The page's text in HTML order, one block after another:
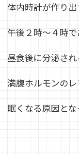
体内時計が作り
午後２時～４時で
昼食後に分泌され
満腹ホルモンの
眠くなる原因とな